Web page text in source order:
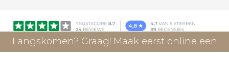
Langskomen? Graag! Maak eerst online een